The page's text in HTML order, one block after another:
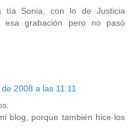
tía Sonia, con lo de Justicia
esa grabación pero no pasó
2008 a las 11:11
blog, porque también hice los